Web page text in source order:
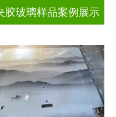
胶玻璃样品案例展示